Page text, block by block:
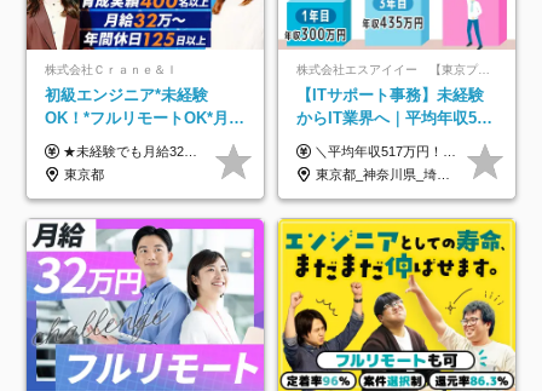
株式会社Ｃｒａｎｅ＆Ｉ
初級エンジニア*未経験
OK！*フルリモートOK*月給
32万～*残業月9.8h*1ヶ月の
研修*資格取得率100％
★未経験でも月給32万円スタート★ 月収32万円～35万円＋各種手当（資格手当だけで毎月15万の上乗せ実績あり！） ★資格手当豊富！1資格につき最大3万円支給 ★功績手当の導入で、毎月のお給与に上乗せで最大10万円支給している社員も！ ★1回の昇級で年収数十万UPも可 ★ゆくゆくは年収1000万以上も目指せる 年俸384万円～1,162万8,000円（12分割） ※経験・スキルを考慮の上決定します ※上記金額には固定残業代（月30h分・60,800円～66,500円）を含みます ※超過分は別途全額支給します ※試用期間2ヶ月間あり（その他待遇に差異はありません）
東京都
株式会社エスアイイー 【東京プロマーケット上場】
【ITサポート事務】未経験
からIT業界へ｜平均年収517
万円｜ホワイト企業認定｜
年休134日｜リモートOK
＼平均年収517万円！入社5年目まで毎年必ず昇給／ ■賞与年3回 ■年収800万円以上も可 ■入社3年以上の平均年収469.2万円 月給23万2000円以上＋賞与年3回＋各種手当 ☆入社5年目まで最大1万5000円の定期昇給を確約 ┃各種手当充実 ・規定の資格を取得すれば、2000円～5万円を毎月支給（2万4000円～60万円／年） ・研修中に取得した取得率95％の資格でも研修後の給料UP ※月給は年齢・経験・能力を考慮して、優遇いたします ※上記月給金額は固定残業代（20時間/3万1300円円以上）を含み、超過分は別途支給いたします ※試用期間（6ヶ月）は月給に変動はありますが、その他待遇に差異はありません ├入社後1ヶ月～3ヶ月間は、月給20万1900円となります └上記金額は固定残業代（10時間／1万6000円）を含み、超過分は別途支給いたします
東京都_神奈川県_埼玉県_千葉県_大阪府_愛知県_北海道_青森県_岩手県_宮城県_秋田県_山形県_福島県_茨城県_栃木県_群馬県_新潟県_山梨県_長野県_富山県_石川県_福井県_静岡県_岐阜県_三重県_兵庫県_京都府_滋賀県_奈良県_和歌山県_広島県_岡山県_鳥取県_島根県_山口県_徳島県_香川県_愛媛県_高知県_福岡県_熊本県_佐賀県_長崎県_大分県_宮崎県_鹿児島県_沖縄県